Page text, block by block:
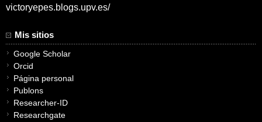
victoryepes.blogs.upv.es/
Mis sitios
Google Scholar
Orcid
Página personal
Publons
Researcher-ID
Researchgate